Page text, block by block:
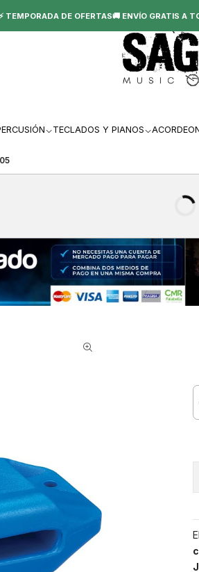
TECLADOS Y PIANOS
⚡ TEMPORADA DE OFERTAS🚚 ENVÍO GRATIS A
El